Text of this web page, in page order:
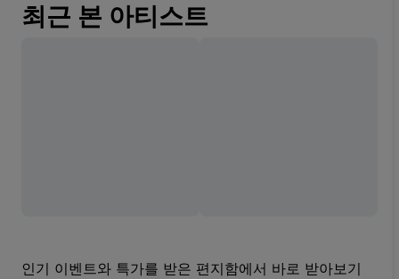
최근 본 아티스트
인기 이벤트와 특가를 받은 편지함에서 바로 받아보기